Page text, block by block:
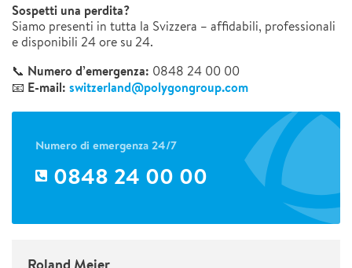
Sospetti una perdita?
Siamo presenti in tutta la Svizzera – affidabili, professionali
e disponibili 24 ore su 24.
📞 Numero d’emergenza: 0848 24 00 00
📧 E-mail: switzerland@polygongroup.com
Numero di emergenza 24/7
0848 24 00 00